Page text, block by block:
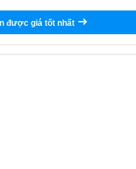
được giá tốt nhất